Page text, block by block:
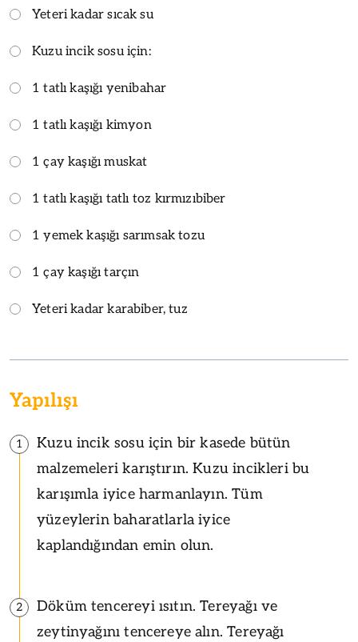
Yeteri kadar sıcak su
Kuzu incik sosu için:
1 tatlı kaşığı yenibahar
1 tatlı kaşığı kimyon
1 çay kaşığı muskat
1 tatlı kaşığı tatlı toz kırmızıbiber
1 yemek kaşığı sarımsak tozu
1 çay kaşığı tarçın
Yeteri kadar karabiber, tuz
Yapılışı
1
Kuzu incik sosu için bir kasede bütün
malzemeleri karıştırın. Kuzu incikleri bu
karışımla iyice harmanlayın. Tüm
yüzeylerin baharatlarla iyice
kaplandığından emin olun.
2
Döküm tencereyi ısıtın. Tereyağı ve
zeytinyağını tencereye alın. Tereyağı